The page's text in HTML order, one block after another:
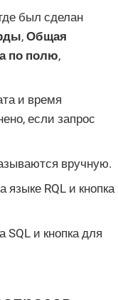
был сделан
, Общая
по полю,
и время
если запрос
вручную.
языке RQL и кнопка
SQL и кнопка для